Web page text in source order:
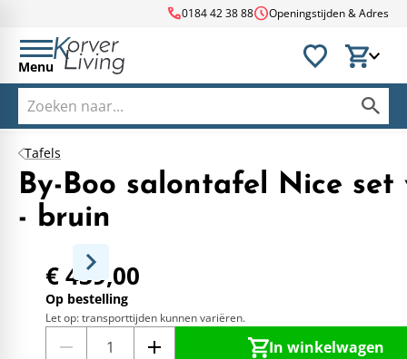
call0184 42 38 88scheduleOpeningstijden & Adres
Menu
Tafels
By-Boo salontafel Nice set
- bruin
€ 439,00
Op bestelling
Let op: transporttijden kunnen variëren.
In winkelwagen